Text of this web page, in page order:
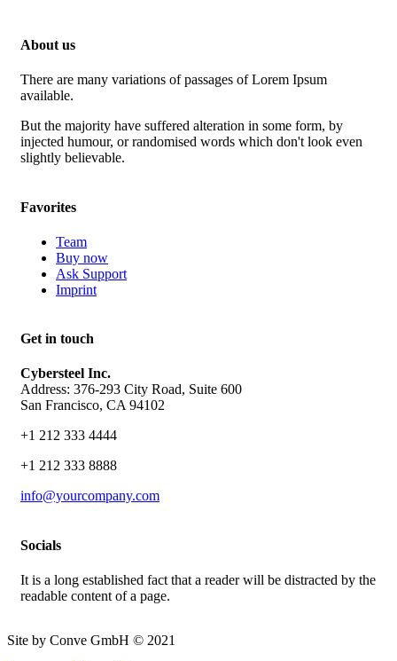
About us
There are many variations of passages of Lorem Ipsum
available.
But the majority have suffered alteration in some form, by
injected humour, or randomised words which don't look even
slightly believable.
Favorites
Team
Buy now
Ask Support
Imprint
Get in touch
Cybersteel Inc.
Address: 376-293 City Road, Suite 600
San Francisco, CA 94102
+1 212 333 4444
+1 212 333 8888
info@yourcompany.com
Socials
It is a long established fact that a reader will be distracted by the
readable content of a page.
Site by Conve GmbH © 2021